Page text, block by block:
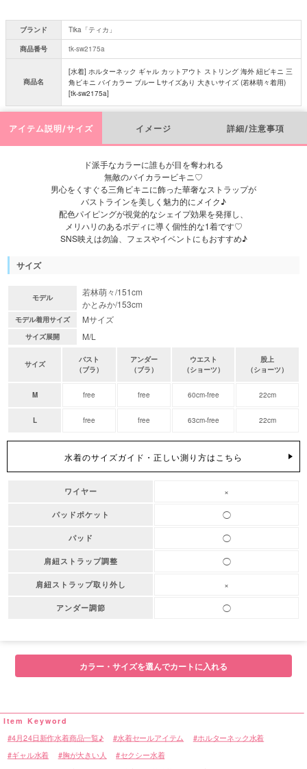
ブランド
Tika「ティカ」
商品番号
tk-sw2175a
商品名
[水着] ホルターネック ギャル カットアウト ストリング 海外 紐ビキニ 三
角ビキニ バイカラー ブルー Lサイズあり 大きいサイズ (若林萌々着用)
[tk-sw2175a]
アイテム説明/サイズ イメージ 詳細/注意事項
ド派手なカラーに誰もが目を奪われる
無敵のバイカラービキニ♡
男心をくすぐる三角ビキニに飾った華奢なストラップが
バストラインを美しく魅力的にメイク♪
配色パイピングが視覚的なシェイプ効果を発揮し、
メリハリのあるボディに導く個性的な1着です♡
SNS映えは勿論、フェスやイベントにもおすすめ♪
サイズ
モデル
若林萌々/151cm
かとみか/153cm
モデル着用サイズ Mサイズ
サイズ展開 M/L
サイズ
バスト
（ブラ）
アンダー
（ブラ）
ウエスト
（ショーツ）
股上
（ショーツ）
M free free 60cm-free 22cm
L free free 63cm-free 22cm
水着のサイズガイド・正しい測り方はこちら
ワイヤー ×
パッドポケット ◯
パッド ◯
肩紐ストラップ調整 ◯
肩紐ストラップ取り外し ×
アンダー調節 ◯
カラー・サイズを選んでカートに入れる
4月24日新作水着商品一覧♪ 水着セールアイテム ホルターネック水着
ギャル水着 胸が大きい人 セクシー水着